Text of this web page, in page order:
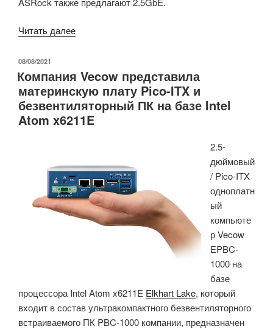
Читать далее«Intel
работает
на
трех
новых
ITX»
ОПУБЛИКОВАНО
08/08/2021
Компания Vecow представила
материнскую плату Pico-ITX и
безвентиляторный ПК на базе Intel
Atom x6211E
2.5-
дюймовый
/ Pico-ITX
одноплатн
ый
компьюте
р Vecow
EPBC-
1000 на
базе
процессора Intel Atom x6211E Elkhart Lake, который
входит в состав ультракомпактного безвентиляторного
встраиваемого ПК PBC-1000 компании, предназначен